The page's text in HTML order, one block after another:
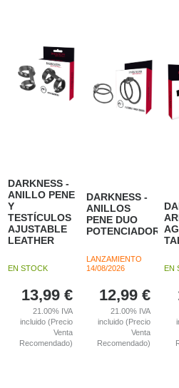
DARKNESS -
ANILLO PENE
Y
TESTÍCULOS
AJUSTABLE
LEATHER
EN STOCK
13,99 €
21.00% IVA
incluido (Precio
Venta
Recomendado)
DARKNESS -
ANILLOS
PENE DUO
POTENCIADORES.
LANZAMIENTO
14/08/2026
12,99 €
21.00% IVA
incluido (Precio
Venta
Recomendado)
EN